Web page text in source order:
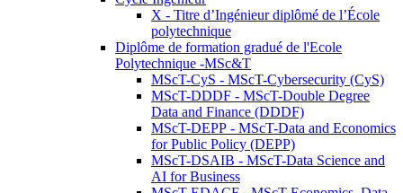
X - Titre d’Ingénieur diplômé de l’École
polytechnique
Diplôme de formation gradué de l'Ecole
Polytechnique -MSc&T
MScT-CyS - MScT-Cybersecurity (CyS)
MScT-DDDF - MScT-Double Degree
Data and Finance (DDDF)
MScT-DEPP - MScT-Data and Economics
for Public Policy (DEPP)
MScT-DSAIB - MScT-Data Science and
AI for Business